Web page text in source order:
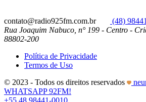
contato@radio925fm.com.br
(48)
Rua Joaquim Nabuco, n° 199 - Centro -
88802-200
Política de Privacidade
Termos de Uso
© 2023 - Todos os direitos reservados
WHATSAPP 92FM!